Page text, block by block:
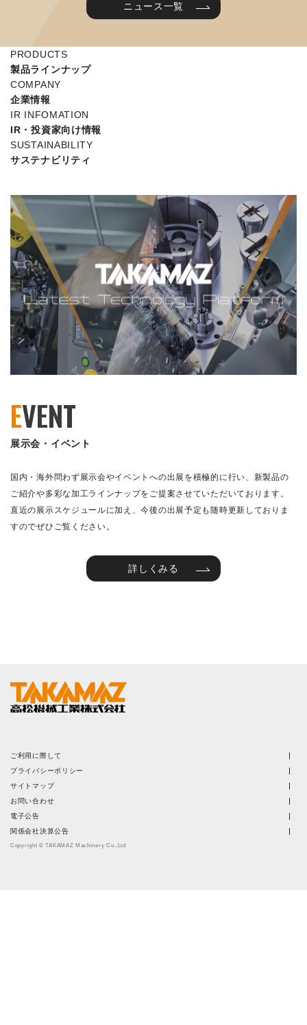
ニュース一覧
PRODUCTS
製品ラインナップ
COMPANY
企業情報
IR INFOMATION
IR・投資家向け情報
SUSTAINABILITY
サステナビリティ
EVENT
展示会・イベント
国内・海外問わず展示会やイベントへの出展を積極的に行い、新製品の
ご紹介や多彩な加工ラインナップをご提案させていただいております。
直近の展示スケジュールに加え、今後の出展予定も随時更新しておりま
すのでぜひご覧ください。
詳しくみる
ご利用に際して
プライバシーポリシー
サイトマップ
お問い合わせ
電子公告
関係会社決算公告
Copyright © TAKAMAZ Machinery Co.,Ltd